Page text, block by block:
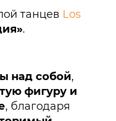
танцев Los
.
над собой,
фигуру и
, благодаря